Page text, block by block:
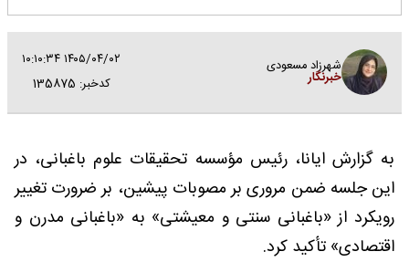
شهرزاد مسعودی
خبرنگار
۱۴۰۵/۰۴/۰۲ ۱۰:۱۰:۳۴
کدخبر: 135875
به گزارش ایانا، رئیس مؤسسه تحقیقات علوم باغبانی، در
این جلسه ضمن مروری بر مصوبات پیشین، بر ضرورت تغییر
رویکرد از «باغبانی سنتی و معیشتی» به «باغبانی مدرن و
اقتصادی» تأکید کرد.